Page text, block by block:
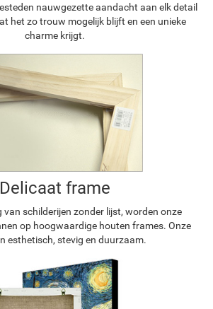
nauwgezette aandacht aan elk detail
het zo trouw mogelijk blijft en een unieke
charme krijgt.
Delicaat frame
van schilderijen zonder lijst, worden onze
op hoogwaardige houten frames. Onze
esthetisch, stevig en duurzaam.